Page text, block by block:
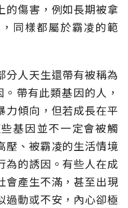
的傷害，例如長期被拿
同樣都屬於霸凌的範
分人天生還帶有被稱為
。帶有此類基因的人，
力傾向，但若成長在平
基因並不一定會被觸
壓、被霸凌的生活情境
為的誘因。有些人在成
會產生不滿，甚至出現
過動或不安，內心卻極